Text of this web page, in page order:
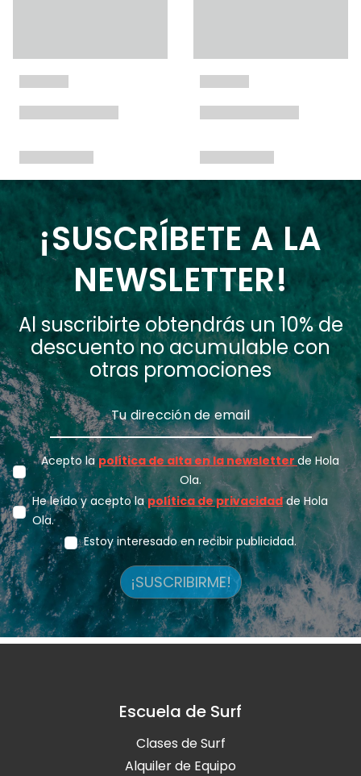
¡SUSCRÍBETE A LA
NEWSLETTER!
Al suscribirte obtendrás un 10% de
descuento no acumulable con
otras promociones
Acepto lapolítica de alta en la newsletter de Hola
Ola.
He leído y acepto lapolítica de privacidadde Hola
Ola.
Estoy interesado en recibir publicidad.
¡SUSCRIBIRME!
Escuela de Surf
Clases de Surf
Alquiler de Equipo